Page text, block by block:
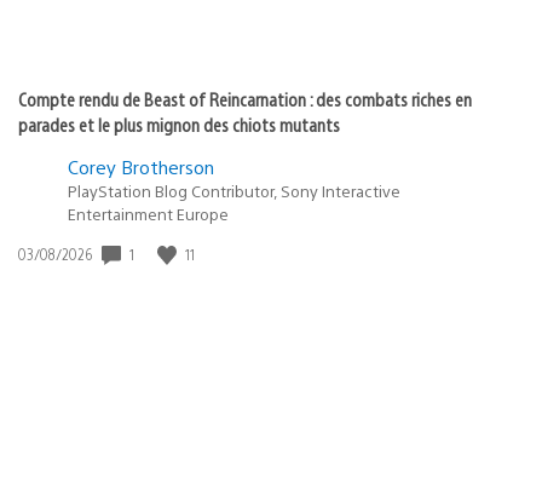
Compte rendu de Beast of Reincarnation : des combats riches en
parades et le plus mignon des chiots mutants
Corey Brotherson
PlayStation Blog Contributor, Sony Interactive
Entertainment Europe
Date
03/08/2026 1 11